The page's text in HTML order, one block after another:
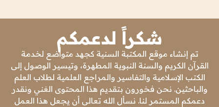
شكراً لدعمكم
تم إنشاء موقع المكتبة السنية كجهد متواضع لخدمة
القرآن الكريم والسنة النبوية المطهرة، وتيسير الوصول إلى
الكتب الإسلامية والتفاسير والمراجع العلمية لطلاب العلم
والباحثين. نحن فخورون بتقديم هذا المحتوى الغني ونقدر
دعمكم المستمر لنا. نسأل الله تعالى أن يجعل هذا العمل